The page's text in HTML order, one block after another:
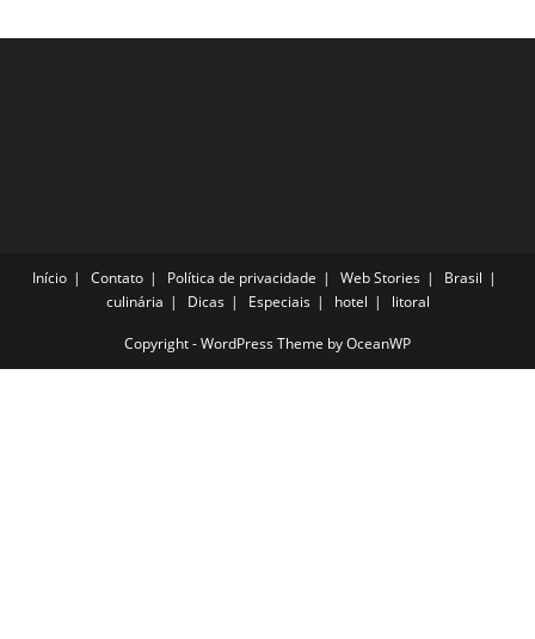
Início Contato Política de privacidade Web Stories
Brasil
culinária
Dicas Especiais hotel litoral
Copyright - WordPress Theme by OceanWP